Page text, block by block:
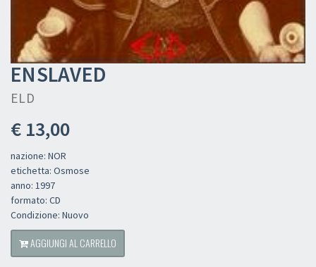
ENSLAVED
ELD
€ 13,00
nazione: NOR
etichetta: Osmose
anno: 1997
formato: CD
Condizione: Nuovo
AGGIUNGI AL CARRELLO